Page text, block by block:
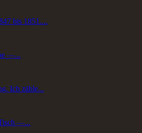
bis 1851....
—...
Ich zähle...
—...